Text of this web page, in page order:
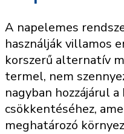
A napelemes
használják villamos
korszerű alternatív
termel, nem
nagyban hozzájárul
csökkentéséhez,
meghatározó